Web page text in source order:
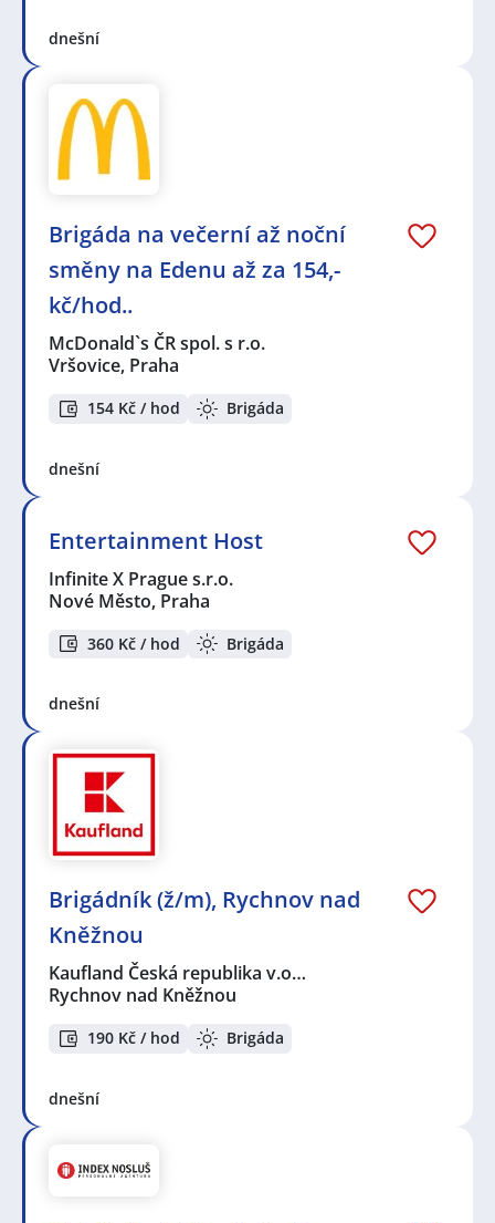
dnešní
Brigáda na večerní až noční
směny na Edenu až za 154,-
kč/hod..
McDonald`s ČR spol. s r.o.
Vršovice, Praha
154 Kč / hod Brigáda
dnešní
Entertainment Host
Infinite X Prague s.r.o.
Nové Město, Praha
360 Kč / hod Brigáda
dnešní
Brigádník (ž/m), Rychnov nad
Kněžnou
Kaufland Česká republika v.o…
Rychnov nad Kněžnou
190 Kč / hod Brigáda
dnešní